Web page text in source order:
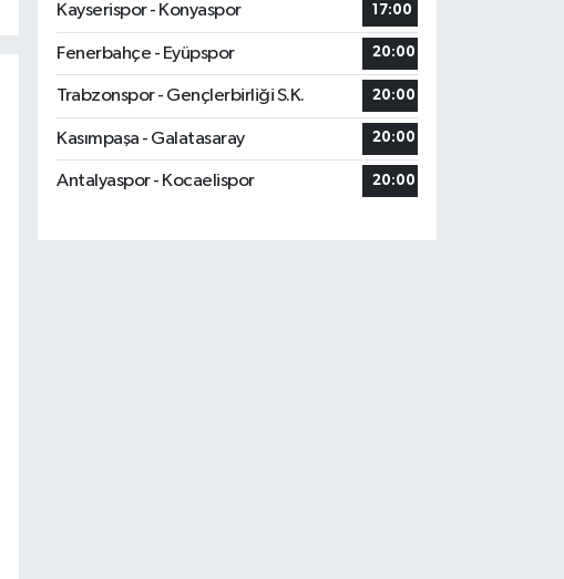
Kayserispor - Konyaspor
17:00
Fenerbahçe - Eyüpspor 20:00
Trabzonspor - Gençlerbirliği S.K. 20:00
Kasımpaşa - Galatasaray 20:00
Antalyaspor - Kocaelispor 20:00